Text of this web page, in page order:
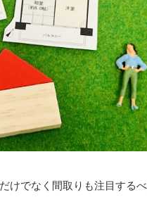
けでなく間取りも注目する